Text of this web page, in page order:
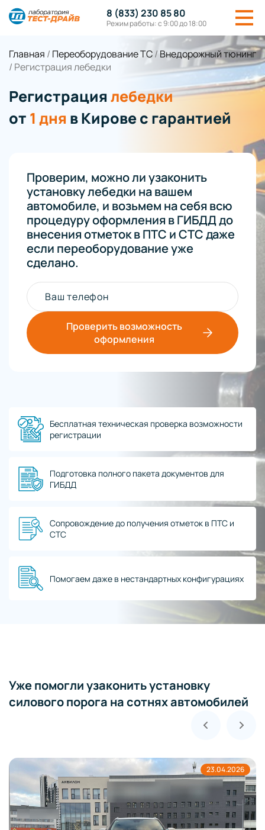
8 (833) 230 85 80
Режим работы: с 9:00 до 18:00
Главная / Переоборудование ТС/ Внедорожный тюнинг
/ Регистрация лебедки
Регистрация лебедки
от 1 дня в Кирове с гарантией
Проверим, можно ли узаконить
установку лебедки на вашем
автомобиле, и возьмем на себя всю
процедуру оформления в ГИБДД до
внесения отметок в ПТС и СТС даже
если переоборудование уже
сделано.
Ваш телефон
Проверить возможность
оформления
Бесплатная техническая проверка возможности
регистрации
Подготовка полного пакета документов для
ГИБДД
Сопровождение до получения отметок в ПТС и
СТС
Помогаем даже в нестандартных конфигурациях
Уже помогли узаконить установку
силового порога на сотнях автомобилей
23.04.2026